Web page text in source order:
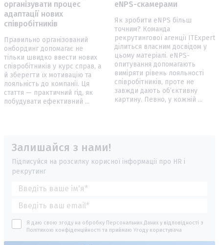
організувати процес
адаптації нових
співробітників
Правильно організований
онбординг допомагає не
тільки швидко ввести нових
співробітників у курс справ, а
й зберегти їх мотивацію та
лояльність до компанії. Ця
стаття — практичний гід, як
побудувати ефективний ...
eNPS-скамерами
Як зробити eNPS більш
точним? Команда
рекрутингової агенції ITExpert
ділиться власним досвідом у
цьому матеріалі. eNPS-
опитування допомагають
виміряти рівень лояльності
співробітників, проте не
завжди дають об’єктивну
картину. Певно, у кожній ...
Залишайся з нами!
Підписуйся на розсилку корисної інформації про HR і
рекрутинг
Я даю свою згоду на обробку Персональних Даних у відповідності з
Політикою конфіденційності та приймаю Угоду користувача